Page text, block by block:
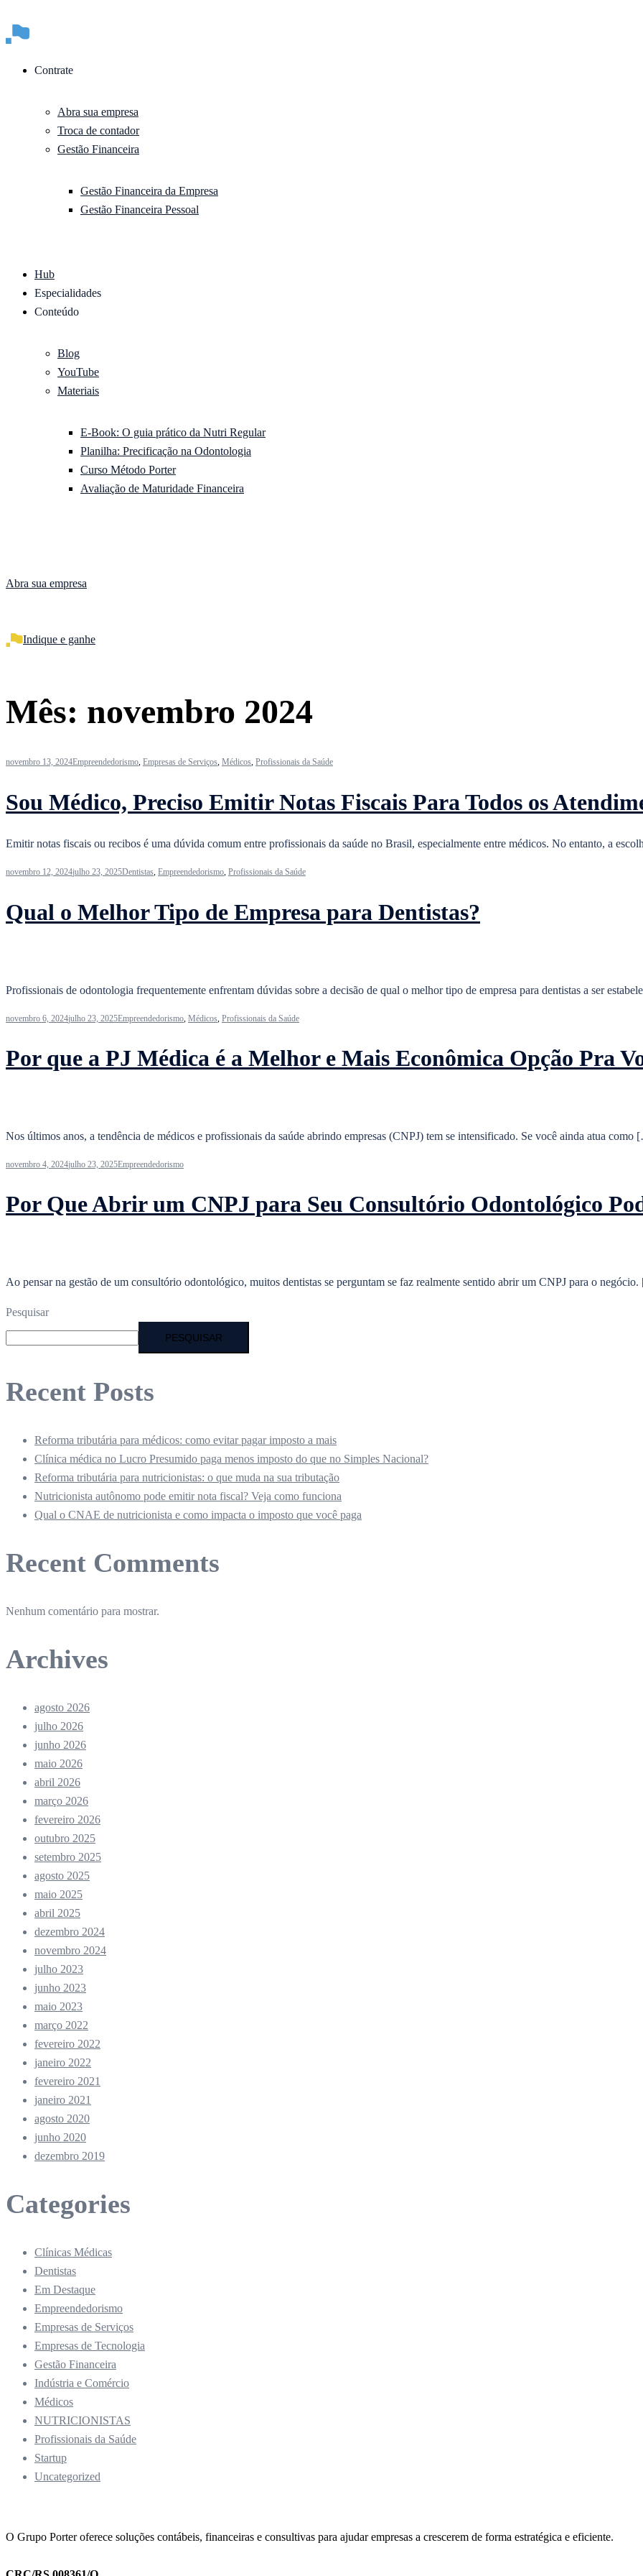
Contrate
Abra sua empresa
Troca de contador
Gestão Financeira
Gestão Financeira da Empresa
Gestão Financeira Pessoal
Hub
Especialidades
Conteúdo
Blog
YouTube
Materiais
E-Book: O guia prático da Nutri Regular
Planilha: Precificação na Odontologia
Curso Método Porter
Avaliação de Maturidade Financeira
Abra sua empresa
Indique e ganhe
Mês: novembro 2024
novembro 13, 2024Empreendedorismo, Empresas de Serviços, Médicos, Profissionais da Saúde
Sou Médico, Preciso Emitir Notas Fiscais Para Todos os
Emitir notas fiscais ou recibos é uma dúvida comum entre profissionais da saúde no Brasil, especialmente entre médicos. No entanto, a
novembro 12, 2024julho 23, 2025Dentistas, Empreendedorismo, Profissionais da Saúde
Qual o Melhor Tipo de Empresa para Dentistas?
Profissionais de odontologia frequentemente enfrentam dúvidas sobre a decisão de qual o melhor tipo de empresa para dentistas a ser
novembro 6, 2024julho 23, 2025Empreendedorismo Médicos Profissionais da Saúde
Por que a PJ Médica é a Melhor e Mais Econômica Opção Pra
Nos últimos anos, a tendência de médicos e profissionais da saúde abrindo empresas (CNPJ) tem se intensificado. Se você ainda atua
novembro 4, 2024julho 23, 2025Empreendedorismo
Por Que Abrir um CNPJ para Seu Consultório Odontológico
Ao pensar na gestão de um consultório odontológico, muitos dentistas se perguntam se faz realmente sentido abrir um CNPJ para o
Pesquisar
PESQUISAR
Recent Posts
Reforma tributária para médicos: como evitar pagar imposto a mais
Clínica médica no Lucro Presumido paga menos imposto do que no Simples Nacional?
Reforma tributária para nutricionistas: o que muda na sua tributação
Nutricionista autônomo pode emitir nota fiscal? Veja como funciona
Qual o CNAE de nutricionista e como impacta o imposto que você paga
Recent Comments
Nenhum comentário para mostrar.
Archives
agosto 2026
julho 2026
junho 2026
maio 2026
abril 2026
março 2026
fevereiro 2026
outubro 2025
setembro 2025
agosto 2025
maio 2025
abril 2025
dezembro 2024
novembro 2024
julho 2023
junho 2023
maio 2023
março 2022
fevereiro 2022
janeiro 2022
fevereiro 2021
janeiro 2021
agosto 2020
junho 2020
dezembro 2019
Categories
Clínicas Médicas
Dentistas
Em Destaque
Empreendedorismo
Empresas de Serviços
Empresas de Tecnologia
Gestão Financeira
Indústria e Comércio
Médicos
NUTRICIONISTAS
Profissionais da Saúde
Startup
Uncategorized
O Grupo Porter oferece soluções contábeis, financeiras e consultivas para ajudar empresas a crescerem de forma estratégica e eficiente.